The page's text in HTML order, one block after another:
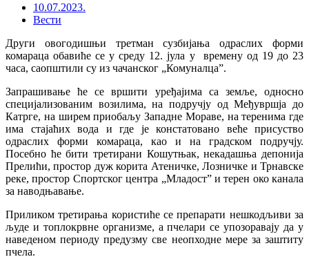
10.07.2023.
Вести
Други овогодишњи третман сузбијања одраслих форми
комараца обавиће се у среду 12. јула у времену од 19 до 23
часа, саопштили су из чачанског „Комуналца”.
Запрашивање ће се вршити уређајима са земље, односно
специјализованим возилима, на подручју од Међувршја до
Катрге, на ширем приобаљу Западне Мораве, на теренима где
има стајаћих вода и где је констатовано веће присуство
одраслих форми комараца, као и на градском подручју.
Посебно ће бити третирани Кошутњак, некадашња депонија
Прелићи, простор дуж корита Атеничке, Лозничке и Трнавске
реке, простор Спортског центра „Младост” и терен око канала
за наводњавање.
Приликом третирања користиће се препарати нешкодљиви за
људе и топлокрвне организме, а пчелари се упозоравају да у
наведеном периоду предузму све неопходне мере за заштиту
пчела.